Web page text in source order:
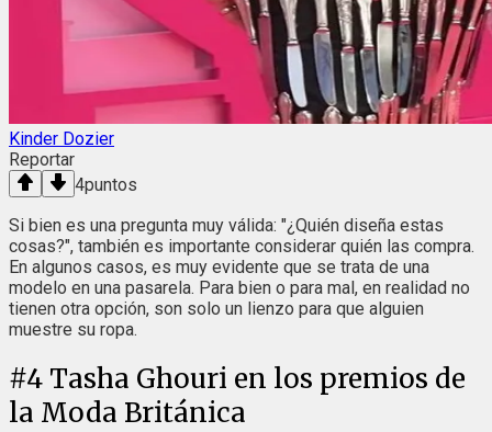
Kinder Dozier
Reportar
4puntos
Si bien es una pregunta muy válida: "¿Quién diseña estas
cosas?", también es importante considerar quién las compra.
En algunos casos, es muy evidente que se trata de una
modelo en una pasarela. Para bien o para mal, en realidad no
tienen otra opción, son solo un lienzo para que alguien
muestre su ropa.
#4 Tasha Ghouri en los premios de
la Moda Británica